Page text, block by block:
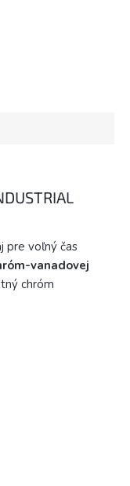
pre voľný čas
vanadovej
chróm